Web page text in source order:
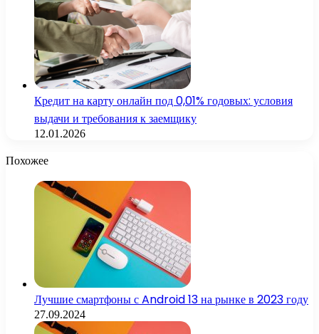
Кредит на карту онлайн под 0,01% годовых: условия
выдачи и требования к заемщику
12.01.2026
Похожее
Лучшие смартфоны с Android 13 на рынке в 2023 году
27.09.2024